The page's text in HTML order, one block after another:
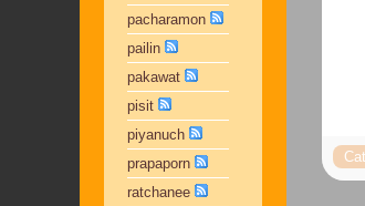
pacharamon
pailin
pakawat
pisit
piyanuch
prapaporn
ratchanee